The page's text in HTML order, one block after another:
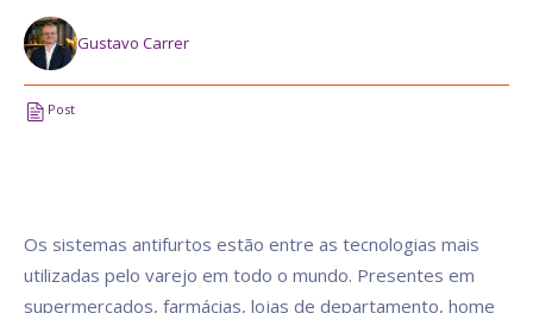
Gustavo Carrer
Post
Os sistemas antifurtos estão entre as tecnologias mais
utilizadas pelo varejo em todo o mundo. Presentes em
supermercados, farmácias, lojas de departamento, home